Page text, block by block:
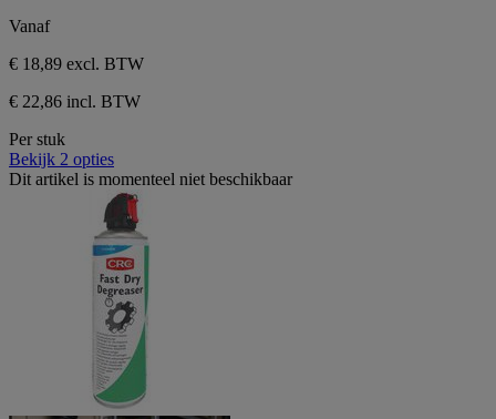
Vanaf
€ 18,89 excl. BTW
€ 22,86 incl. BTW
Per stuk
Bekijk 2 opties
Dit artikel is momenteel niet beschikbaar